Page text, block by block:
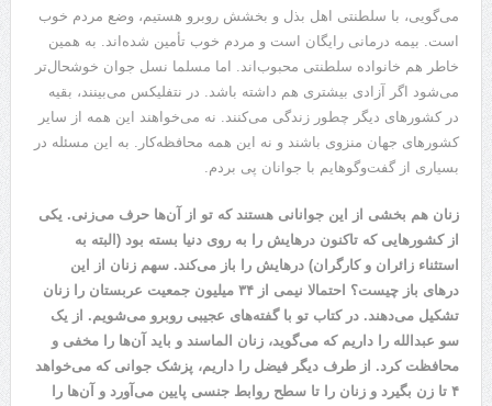
می‌گویی، با سلطنتی اهل بذل و بخشش روبرو هستیم، وضع مردم خوب
است. بیمه درمانی رایگان است و مردم خوب تأمین شده‌اند. به همین
خاطر هم خانواده سلطنتی محبوب‌اند. اما مسلما نسل جوان خوشحال‌تر
می‌شود اگر آزادی بیشتری هم داشته باشد. در نتفلیکس می‌بینند، بقیه
در کشور‌های دیگر چطور زندگی می‌کنند. نه می‌خواهند این همه از سایر
کشور‌های جهان منزوی باشند و نه این همه محافظه‌کار. به این مسئله در
بسیاری از گفت‌وگوهایم با جوانان پی بردم.
زنان هم بخشی از این جوانانی هستند که تو از آن‌ها حرف می‌زنی. یکی
از کشور‌هایی که تاکنون درهایش را به روی دنیا بسته بود (البته به
استثناء زائران و کارگران) درهایش را باز می‌کند. سهم زنان از این
در‌های باز چیست؟ احتمالا نیمی از ۳۴ میلیون جمعیت عربستان را زنان
تشکیل می‌دهند. در کتاب تو با گفته‌های عجیبی روبرو می‌شویم. از یک
سو عبدالله را داریم که می‌گوید، زنان الماسند و باید آن‌ها را مخفی و
محافظت کرد. از طرف دیگر فیضل را داریم، پزشک جوانی که می‌خواهد
۴ تا زن بگیرد و زنان را تا سطح روابط جنسی پایین می‌آورد و آن‌ها را